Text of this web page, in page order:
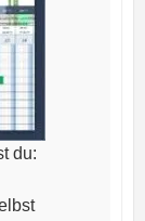
du: